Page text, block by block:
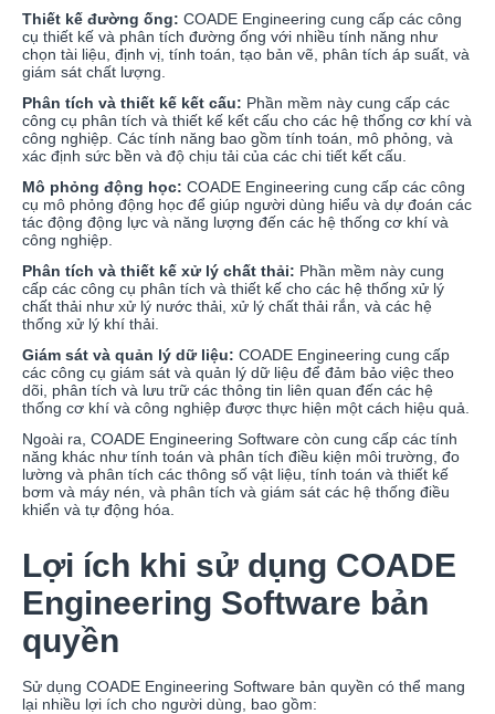
Thiết kế đường ống: COADE Engineering cung cấp các công
cụ thiết kế và phân tích đường ống với nhiều tính năng như
chọn tài liệu, định vị, tính toán, tạo bản vẽ, phân tích áp suất, và
giám sát chất lượng.
Phân tích và thiết kế kết cấu: Phần mềm này cung cấp các
công cụ phân tích và thiết kế kết cấu cho các hệ thống cơ khí và
công nghiệp. Các tính năng bao gồm tính toán, mô phỏng, và
xác định sức bền và độ chịu tải của các chi tiết kết cấu.
Mô phỏng động học: COADE Engineering cung cấp các công
cụ mô phỏng động học để giúp người dùng hiểu và dự đoán các
tác động động lực và năng lượng đến các hệ thống cơ khí và
công nghiệp.
Phân tích và thiết kế xử lý chất thải: Phần mềm này cung
cấp các công cụ phân tích và thiết kế cho các hệ thống xử lý
chất thải như xử lý nước thải, xử lý chất thải rắn, và các hệ
thống xử lý khí thải.
Giám sát và quản lý dữ liệu: COADE Engineering cung cấp
các công cụ giám sát và quản lý dữ liệu để đảm bảo việc theo
dõi, phân tích và lưu trữ các thông tin liên quan đến các hệ
thống cơ khí và công nghiệp được thực hiện một cách hiệu quả.
Ngoài ra, COADE Engineering Software còn cung cấp các tính
năng khác như tính toán và phân tích điều kiện môi trường, đo
lường và phân tích các thông số vật liệu, tính toán và thiết kế
bơm và máy nén, và phân tích và giám sát các hệ thống điều
khiển và tự động hóa.
Lợi ích khi sử dụng COADE
Engineering Software bản
quyền
Sử dụng COADE Engineering Software bản quyền có thể mang
lại nhiều lợi ích cho người dùng, bao gồm: